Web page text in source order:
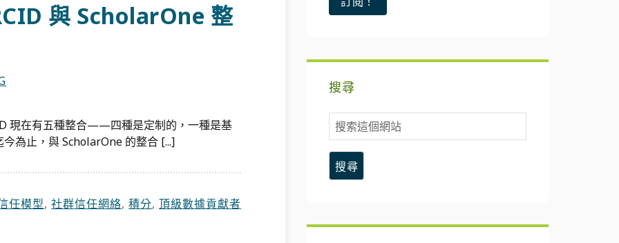
與 ScholarOne 整
現在有五種整合——四種是定制的，一種是基
為止，與 ScholarOne 的整合 [...]
任模型, 社群信任網絡, 積分, 頂級數據貢獻者
搜尋
搜
索
這
個